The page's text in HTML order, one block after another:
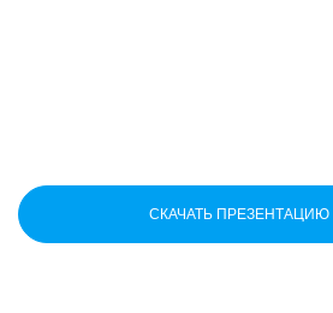
СКАЧАТЬ ПРЕЗЕНТАЦИЮ